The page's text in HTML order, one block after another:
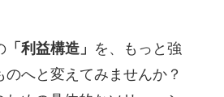
「利益構造」 を、もっと強
のへと変えてみませんか？